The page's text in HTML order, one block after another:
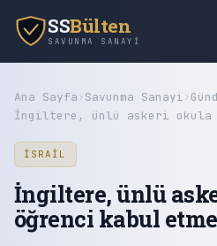
SSBülten
SAVUNMA SANAYI
Ana Sayfa› Savunma Sanayi›
İngiltere, ünlü askeri
İSRAIL
İngiltere, ünlü
öğrenci kabul